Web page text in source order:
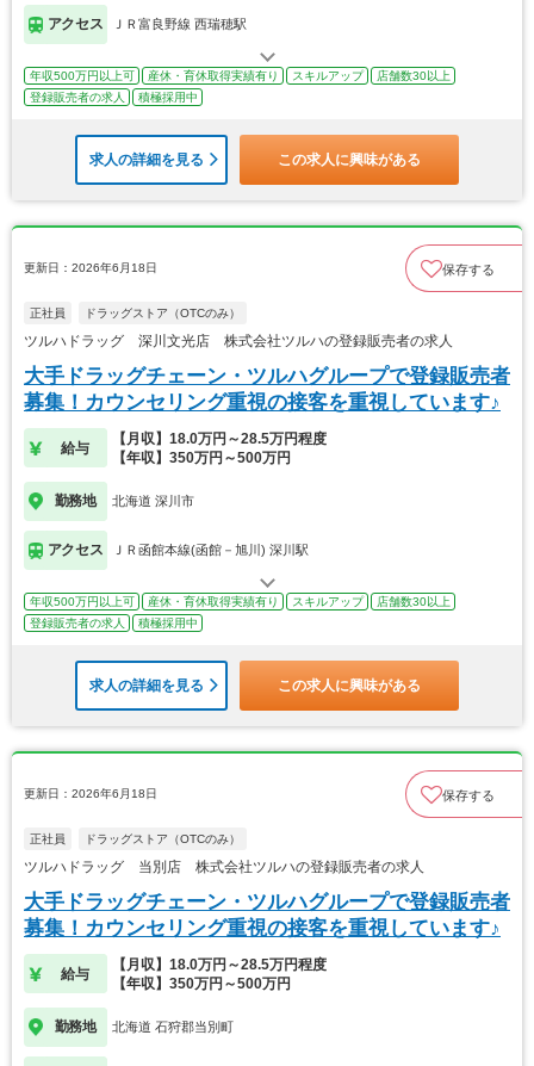
アクセス ＪＲ富良野線 西瑞穂駅
年収500万円以上可 産休・育休取得実績有り スキルアップ
店舗数30以上
登録販売者の求人
積極採用中
求人の詳細を見る この求人に興味がある
更新日：2026年6月18日 保存する
正社員 ドラッグストア（OTCのみ）
ツルハドラッグ 深川文光店 株式会社ツルハの登録販売者の求人
大手ドラッグチェーン・ツルハグループで登録販売者
募集！カウンセリング重視の接客を重視しています♪
給与
【月収】18.0万円～28.5万円程度
【年収】350万円～500万円
勤務地 北海道 深川市
アクセス ＪＲ函館本線(函館－旭川) 深川駅
年収500万円以上可 産休・育休取得実績有り スキルアップ
店舗数30以上
登録販売者の求人
積極採用中
求人の詳細を見る この求人に興味がある
更新日：2026年6月18日 保存する
正社員 ドラッグストア（OTCのみ）
ツルハドラッグ 当別店 株式会社ツルハの登録販売者の求人
大手ドラッグチェーン・ツルハグループで登録販売者
募集！カウンセリング重視の接客を重視しています♪
給与
【月収】18.0万円～28.5万円程度
【年収】350万円～500万円
勤務地 北海道 石狩郡当別町